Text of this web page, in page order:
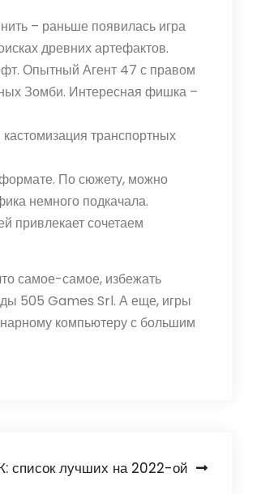
– раньше появилась игра
древних артефактов.
Опытный Агент 47 с правом
Зомби. Интересная фишка –
транспортных
По сюжету, можно
немного подкачала.
привлекает сочетаем
самое-самое, избежать
505 Games Srl. А еще, игры
компьютеру с большим
список лучших на 2022-ой